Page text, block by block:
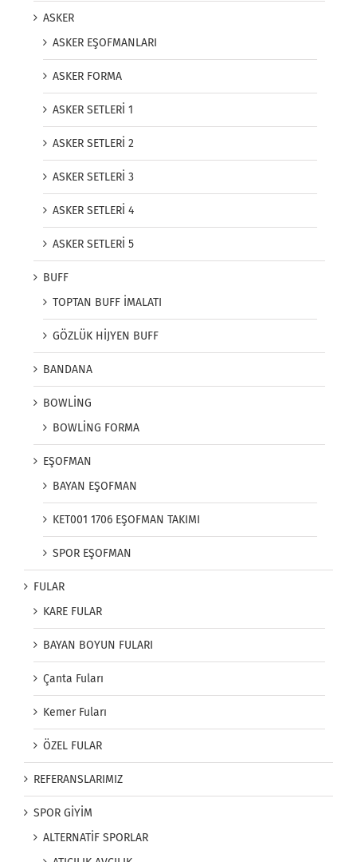
ASKER
ASKER EŞOFMANLARI
ASKER FORMA
ASKER SETLERİ 1
ASKER SETLERİ 2
ASKER SETLERİ 3
ASKER SETLERİ 4
ASKER SETLERİ 5
BUFF
TOPTAN BUFF İMALATI
GÖZLÜK HİJYEN BUFF
BANDANA
BOWLİNG
BOWLİNG FORMA
EŞOFMAN
BAYAN EŞOFMAN
KET001 1706 EŞOFMAN TAKIMI
SPOR EŞOFMAN
FULAR
KARE FULAR
BAYAN BOYUN FULARI
Çanta Fuları
Kemer Fuları
ÖZEL FULAR
REFERANSLARIMIZ
SPOR GİYİM
ALTERNATİF SPORLAR